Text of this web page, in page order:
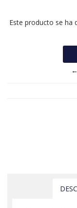
Este producto se ha